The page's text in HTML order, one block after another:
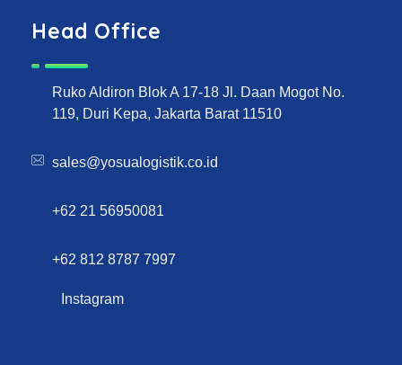
Head Office
Ruko Aldiron Blok A 17-18 Jl. Daan Mogot No.
119, Duri Kepa, Jakarta Barat 11510
sales@yosualogistik.co.id
+62 21 56950081
+62 812 8787 7997
Instagram